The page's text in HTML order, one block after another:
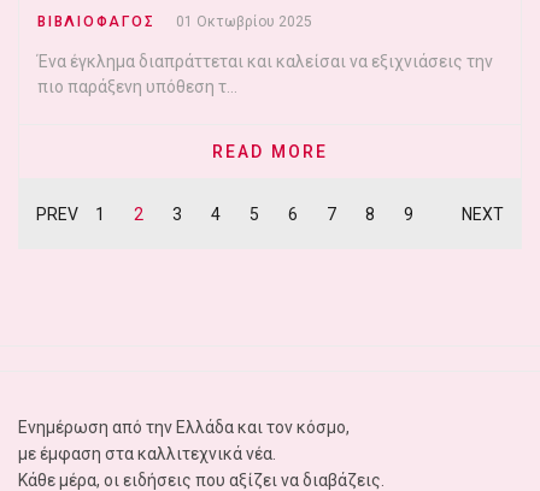
ΒΙΒΛΙΟΦΑΓΟΣ 01 Οκτωβρίου 2025
Ένα έγκλημα διαπράττεται και καλείσαι να εξιχνιάσεις την
πιο παράξενη υπόθεση τ...
READ MORE
PREV 1 2 3 4 5 6 7 8 9 NEXT
Ενημέρωση από την Ελλάδα και τον κόσμο,
με έμφαση στα καλλιτεχνικά νέα.
Κάθε μέρα, οι ειδήσεις που αξίζει να διαβάζεις.